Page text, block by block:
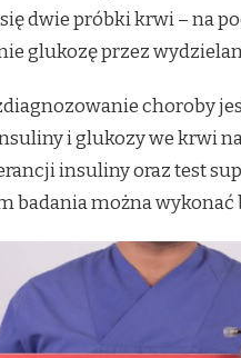
dwie próbki krwi – na
glukozę przez
choroby
i glukozy we krwi
insuliny oraz test
badania można